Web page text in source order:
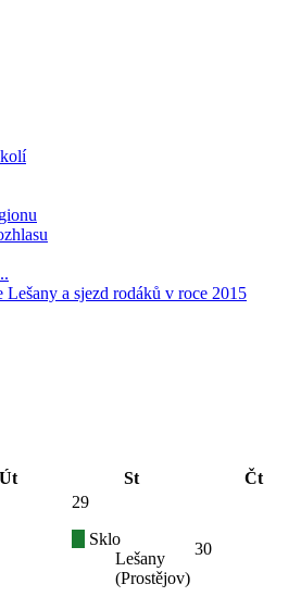
Lešany a sjezd rodáků v roce 2015
Út St
Čt
29
Sklo
Lešany
(Prostějov)
30